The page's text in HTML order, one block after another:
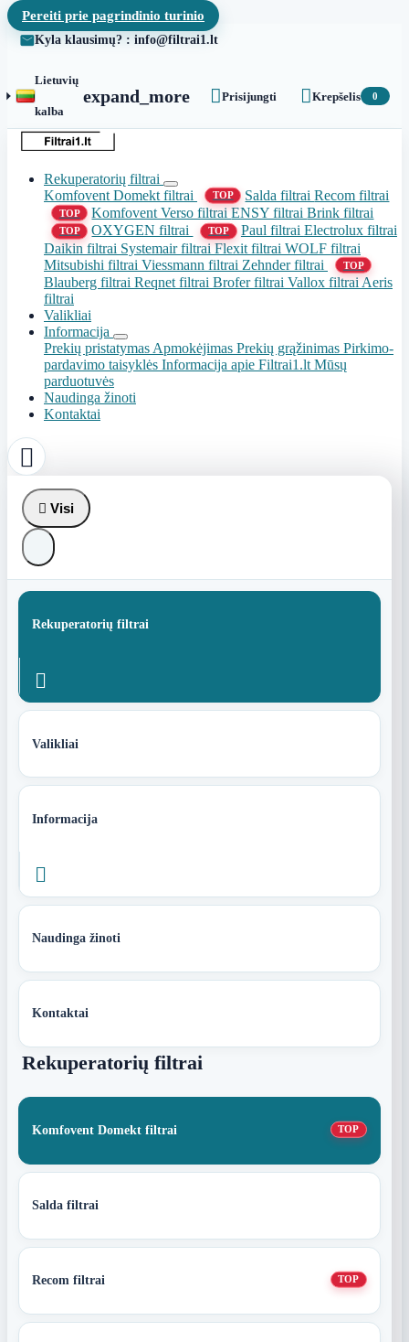
Pereiti prie pagrindinio turinio
Kyla klausimų? : info@filtrai1.lt
Lietuvių
kalba
expand_more Prisijungti Krepšelis 0
Rekuperatorių filtrai
Komfovent Domekt filtrai
TOP Salda filtraiRecom filtrai
TOP Komfovent Verso filtraiENSY filtraiBrink filtrai
TOP OXYGEN filtrai TOP Paul filtrai Electrolux filtrai
Daikin filtrai Systemair filtraiFlexit filtrai WOLF filtrai
Mitsubishi filtrai Viessmann filtrai Zehnder filtrai TOP
Blauberg filtrai Reqnet filtrai Brofer filtrai Vallox filtraiAeris
filtrai
Valikliai
Informacija
Prekių pristatymas Apmokėjimas Prekių grąžinimas Pirkimo-
pardavimo taisyklės Informacija apie Filtrai1.lt Mūsų
parduotuvės
Naudinga žinoti
Kontaktai

 Visi
Rekuperatorių filtrai

Valikliai
Informacija

Naudinga žinoti
Kontaktai
Rekuperatorių filtrai
Komfovent Domekt filtrai TOP
Salda filtrai
Recom filtrai TOP